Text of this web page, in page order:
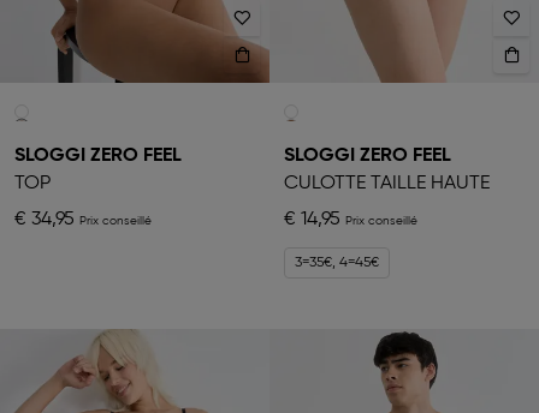
SLOGGI ZERO FEEL
TOP
€ 34,95
SLOGGI ZERO FEEL
CULOTTE TAILLE HAUTE
€ 14,95
3=35€, 4=45€